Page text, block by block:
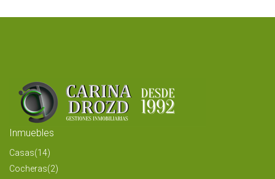
Inmuebles
Casas(14)
Cocheras(2)